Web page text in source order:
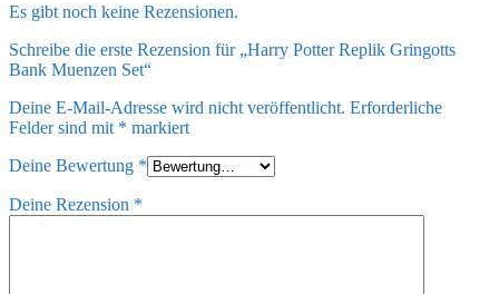
Es gibt noch keine Rezensionen.
Schreibe die erste Rezension für „Harry Potter Replik Gringotts
Bank Muenzen Set“
Deine E-Mail-Adresse wird nicht veröffentlicht. Erforderliche
Felder sind mit * markiert
Deine Bewertung *
Deine Rezension *